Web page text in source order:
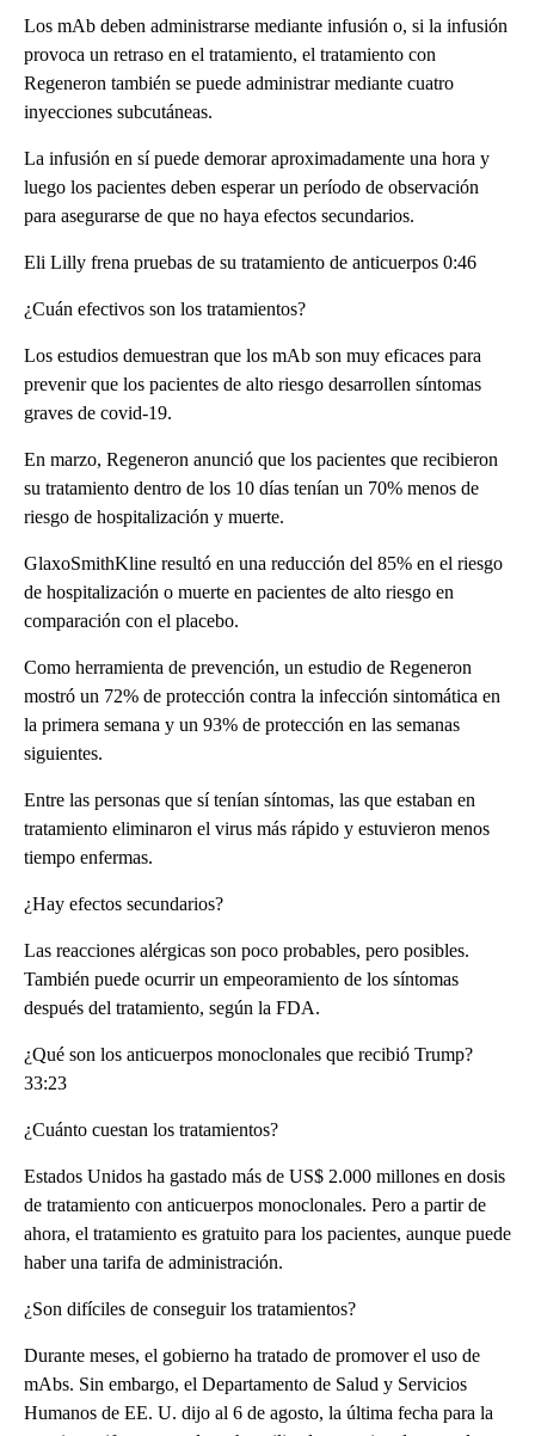
Los mAb deben administrarse mediante infusión o, si la infusión
provoca un retraso en el tratamiento, el tratamiento con
Regeneron también se puede administrar mediante cuatro
inyecciones subcutáneas.
La infusión en sí puede demorar aproximadamente una hora y
luego los pacientes deben esperar un período de observación
para asegurarse de que no haya efectos secundarios.
Eli Lilly frena pruebas de su tratamiento de anticuerpos 0:46
¿Cuán efectivos son los tratamientos?
Los estudios demuestran que los mAb son muy eficaces para
prevenir que los pacientes de alto riesgo desarrollen síntomas
graves de covid-19.
En marzo, Regeneron anunció que los pacientes que recibieron
su tratamiento dentro de los 10 días tenían un 70% menos de
riesgo de hospitalización y muerte.
GlaxoSmithKline resultó en una reducción del 85% en el riesgo
de hospitalización o muerte en pacientes de alto riesgo en
comparación con el placebo.
Como herramienta de prevención, un estudio de Regeneron
mostró un 72% de protección contra la infección sintomática en
la primera semana y un 93% de protección en las semanas
siguientes.
Entre las personas que sí tenían síntomas, las que estaban en
tratamiento eliminaron el virus más rápido y estuvieron menos
tiempo enfermas.
¿Hay efectos secundarios?
Las reacciones alérgicas son poco probables, pero posibles.
También puede ocurrir un empeoramiento de los síntomas
después del tratamiento, según la FDA.
¿Qué son los anticuerpos monoclonales que recibió Trump?
33:23
¿Cuánto cuestan los tratamientos?
Estados Unidos ha gastado más de US$ 2.000 millones en dosis
de tratamiento con anticuerpos monoclonales. Pero a partir de
ahora, el tratamiento es gratuito para los pacientes, aunque puede
haber una tarifa de administración.
¿Son difíciles de conseguir los tratamientos?
Durante meses, el gobierno ha tratado de promover el uso de
mAbs. Sin embargo, el Departamento de Salud y Servicios
Humanos de EE. U. dijo al 6 de agosto, la última fecha para la